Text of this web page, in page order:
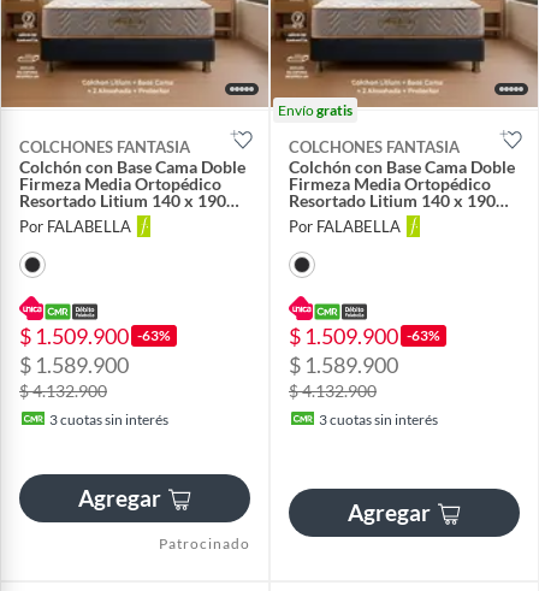
COLCHONES FANTASIA
Colchón con Base Cama Doble
Firmeza Media Ortopédico
Resortado Litium 140 x 190
cm Colchones Fantasía
Falabella
Por FALABELLA
$ 1.509.900 -63%
$ 1.589.900
$ 4.132.900
3cuotas sin interés
Agregar
Patrocinado
Envíogratis
COLCHONES FANTASIA
Colchón con Base Cama Doble
Firmeza Media Ortopédico
Resortado Litium 140 x 190
cm Colchones Fantasía
Falabella
Por FALABELLA
$ 1.509.900 -63%
$ 1.589.900
$ 4.132.900
3cuotas sin interés
Agregar